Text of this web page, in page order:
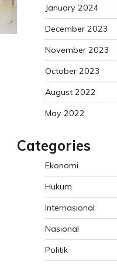
January 2024
December 2023
November 2023
October 2023
August 2022
May 2022
Categories
Ekonomi
Hukum
Internasional
Nasional
Politik